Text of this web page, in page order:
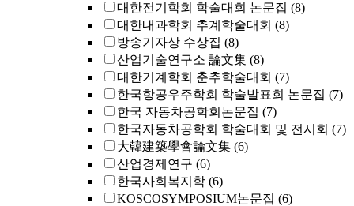
대한전기학회 학술대회 논문집 (8)
대한내과학회 추계학술대회 (8)
방송기자상 수상집 (8)
산업기술연구소 論文集 (8)
대한기계학회 춘추학술대회 (7)
한국항공우주학회 학술발표회 논문집 (7)
한국 자동차공학회논문집 (7)
한국자동차공학회 학술대회 및 전시회 (7)
大韓建築學會論文集 (6)
산업경제연구 (6)
한국사회복지학 (6)
KOSCOSYMPOSIUM논문집 (6)